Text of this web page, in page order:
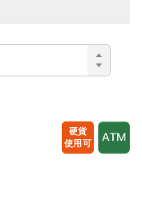
硬貨
使用可